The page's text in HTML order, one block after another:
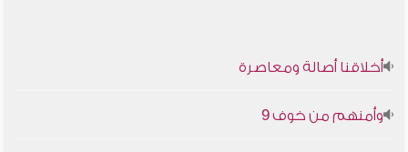
أخلاقنا أصالة ومعاصرة
وأمنهم من خوف 9